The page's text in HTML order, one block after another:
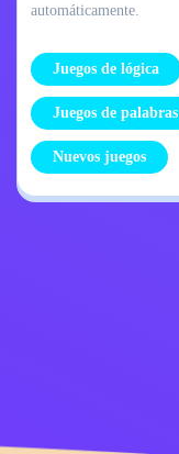
automáticamente.
Juegos de lógica
Juegos de palabras
Nuevos juegos